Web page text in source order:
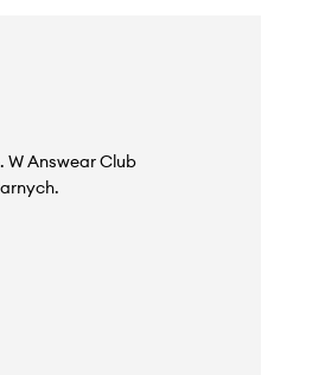
W Answear Club